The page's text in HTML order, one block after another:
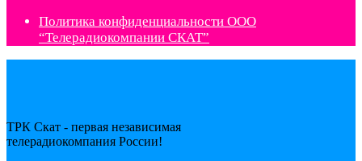
Политика конфиденциальности ООО
“Телерадиокомпании СКАТ”
ТРК Скат - первая независимая
телерадиокомпания Роcсии!